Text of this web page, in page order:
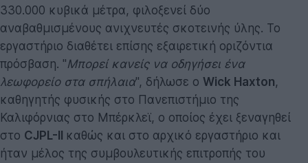
330.000 κυβικά μέτρα, φιλοξενεί δύο
αναβαθμισμένους ανιχνευτές σκοτεινής ύλης. Το
εργαστήριο διαθέτει επίσης εξαιρετική οριζόντια
πρόσβαση. "Μπορεί κανείς να οδηγήσει ένα
λεωφορείο στα σπήλαια", δήλωσε ο Wick Haxton,
καθηγητής φυσικής στο Πανεπιστήμιο της
Καλιφόρνιας στο Μπέρκλεϊ, ο οποίος έχει ξεναγηθεί
στο CJPL-II καθώς και στο αρχικό εργαστήριο και
ήταν μέλος της συμβουλευτικής επιτροπής του